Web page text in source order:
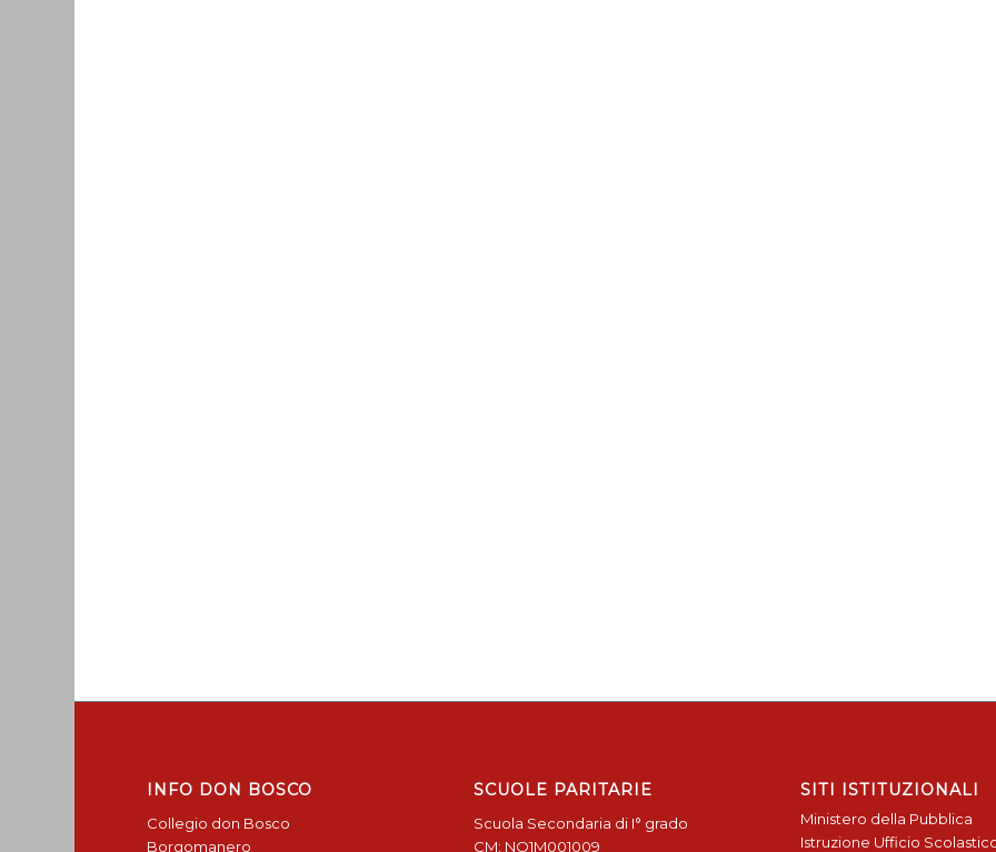
INFO DON BOSCO
Collegio don Bosco
Borgomanero
SCUOLE PARITARIE
Scuola Secondaria di I° grado
CM: NO1M001009
SITI ISTITUZIONALI
Ministero della Pubblica
Istruzione Ufficio